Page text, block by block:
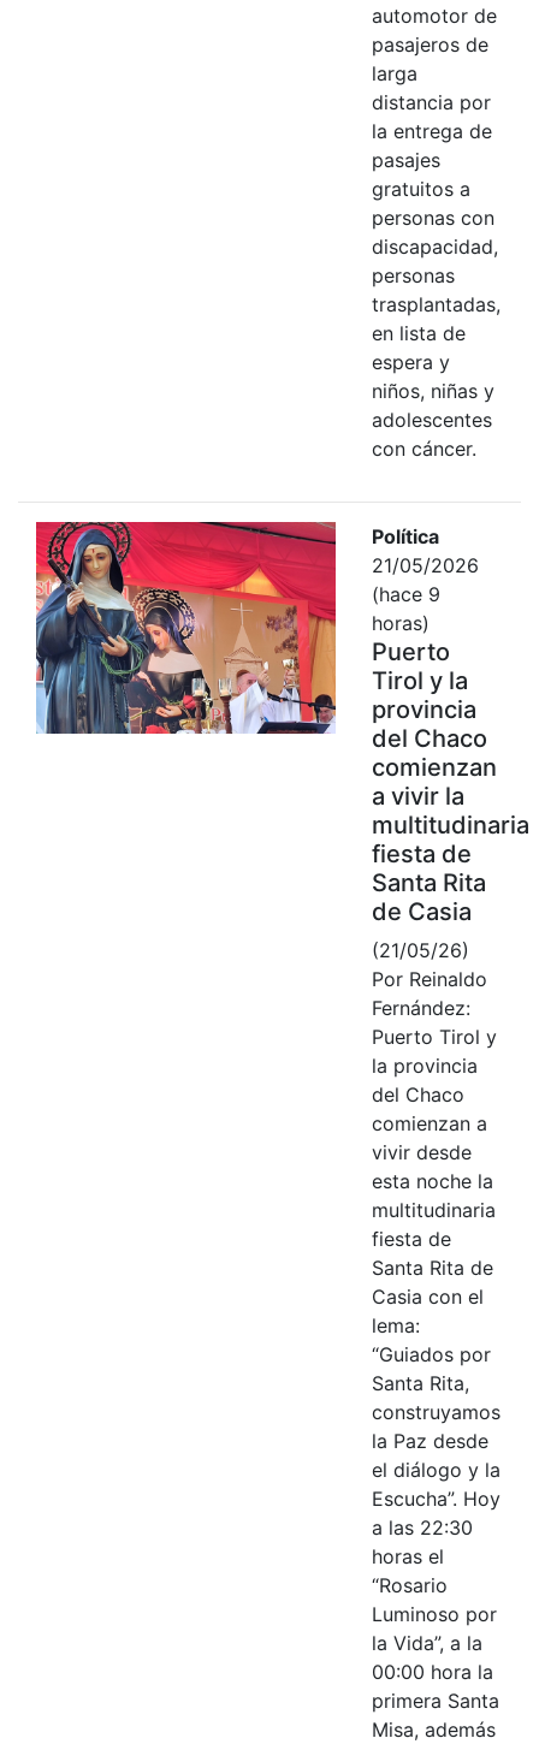
automotor de
pasajeros de
larga
distancia por
la entrega de
pasajes
gratuitos a
personas con
discapacidad,
personas
trasplantadas,
en lista de
espera y
niños, niñas y
adolescentes
con cáncer.
Política
21/05/2026
(hace 9
horas)
Puerto
Tirol y la
provincia
del Chaco
comienzan
a vivir la
multitudinaria
fiesta de
Santa Rita
de Casia
(21/05/26)
Por Reinaldo
Fernández:
Puerto Tirol y
la provincia
del Chaco
comienzan a
vivir desde
esta noche la
multitudinaria
fiesta de
Santa Rita de
Casia con el
lema:
“Guiados por
Santa Rita,
construyamos
la Paz desde
el diálogo y la
Escucha”. Hoy
a las 22:30
horas el
“Rosario
Luminoso por
la Vida”, a la
00:00 hora la
primera Santa
Misa, además